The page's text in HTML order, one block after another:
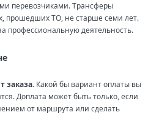
перевозчиками. Трансферы
прошедших ТО, не старше семи лет.
профессиональную деятельность.
заказа. Какой бы вариант оплаты вы
Доплата может быть только, если
от маршрута или сделать